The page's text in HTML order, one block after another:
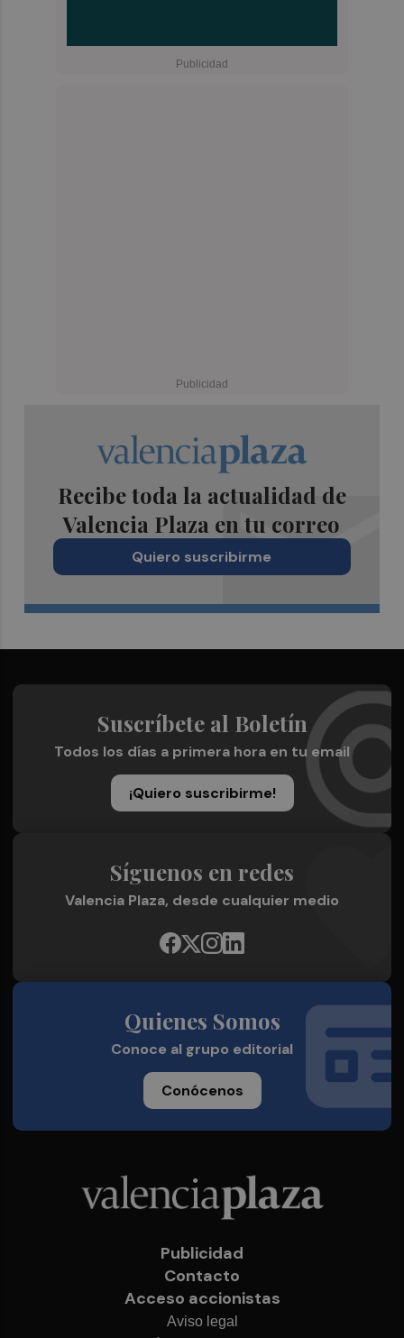
Recibe toda la actualidad de
Valencia Plaza en tu correo
Quiero suscribirme
Suscríbete al Boletín
Todos los días a primera hora en tu email
¡Quiero suscribirme!
Síguenos en redes
Valencia Plaza, desde cualquier medio
Quienes Somos
Conoce al grupo editorial
Conócenos
Publicidad
Contacto
Acceso accionistas
Aviso legal